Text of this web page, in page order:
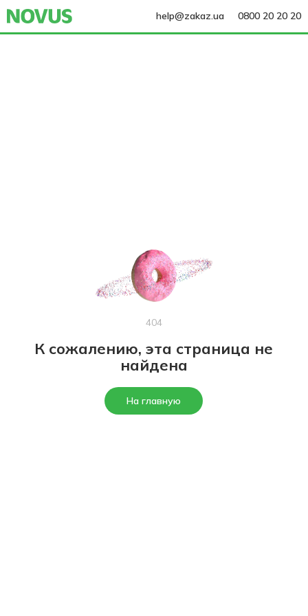
help@zakaz.ua 0800 20 20 20
404
К сожалению, эта страница не
найдена
На главную